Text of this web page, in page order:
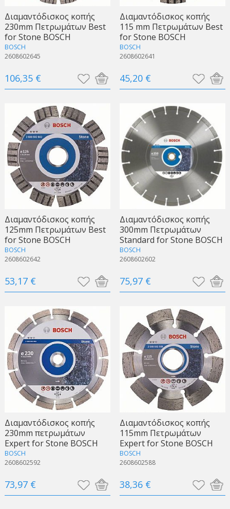
Διαμαντόδισκος κοπής
230mm Πετρωμάτων Best
for Stone BOSCH
BOSCH
2608602645
106,35 €
Διαμαντόδισκος κοπής
115 mm Πετρωμάτων Best
for Stone BOSCH
BOSCH
2608602641
45,20 €
Διαμαντόδισκος κοπής
125mm Πετρωμάτων Best
for Stone BOSCH
BOSCH
2608602642
53,17 €
Διαμαντόδισκος κοπής
300mm Πετρωμάτων
Standard for Stone BOSCH
BOSCH
2608602602
75,97 €
Διαμαντόδισκος κοπής
230mm πετρωμάτων
Expert for Stone BOSCH
BOSCH
2608602592
73,97 €
Διαμαντόδισκος κοπής
115mm Πετρωμάτων
Expert for Stone BOSCH
BOSCH
2608602588
38,36 €